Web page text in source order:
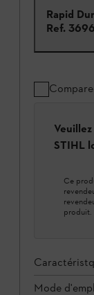
Rapid
Ref.
STIHL
Ce
produit.
Mode